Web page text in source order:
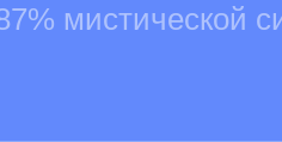
мистической